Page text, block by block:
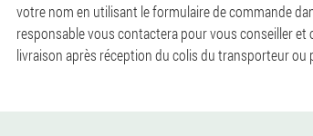
votre nom en utilisant le formulaire de commande
responsable vous contactera pour vous conseiller
livraison après réception du colis du transporteur ou